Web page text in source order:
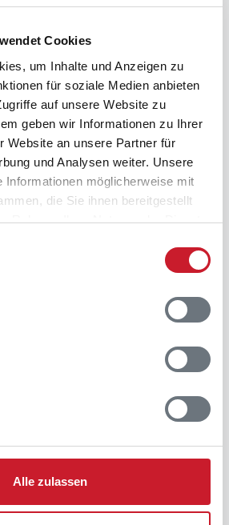
Cookies
um Inhalte und Anzeigen zu
für soziale Medien anbieten
auf unsere Website zu
geben wir Informationen zu Ihrer
Website an unsere Partner für
und Analysen weiter. Unsere
Informationen möglicherweise mit
die Sie ihnen bereitgestellt
Rahmen Ihrer Nutzung der Dienste
Alle zulassen
bis 22 Uhr für Sie da.
auf Ihre Nachricht.
anmelden
& Tipps erhalten.